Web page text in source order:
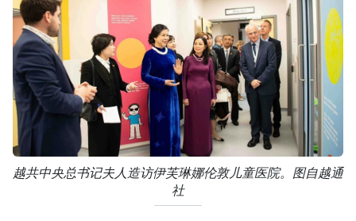
越共中央总书记夫人造访伊芙琳娜伦敦儿童医院。图自越通
社